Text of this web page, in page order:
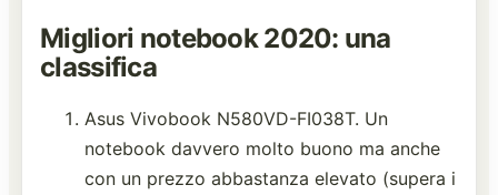
Migliori notebook 2020: una
classifica
Asus Vivobook N580VD-FI038T. Un
notebook davvero molto buono ma anche
con un prezzo abbastanza elevato (supera i